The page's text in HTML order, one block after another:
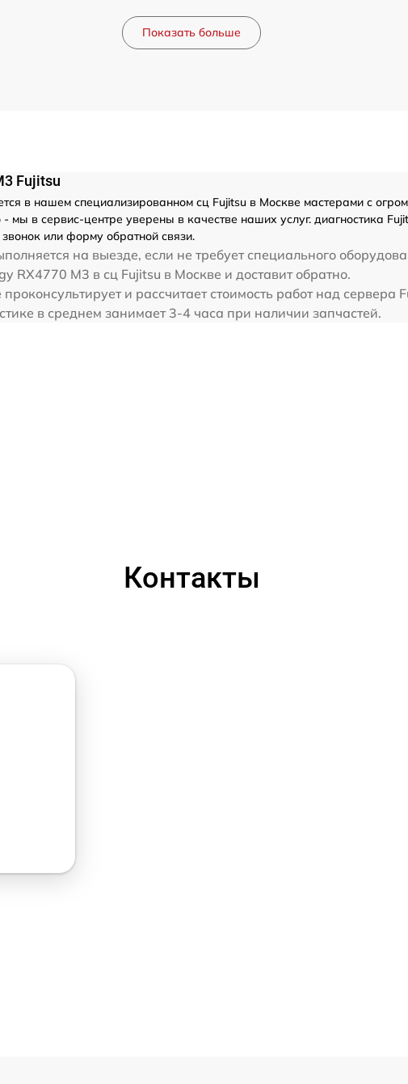
Показать больше
Fujitsu
в нашем специализированном сц Fujitsu в Москве мастерами с
в сервис-центре уверены в качестве наших услуг. диагностика
или форму обратной связи.
на выезде, если не требует специального
RX4770 M3 в сц Fujitsu в Москве и доставит обратно.
и рассчитает стоимость работ над сервера
в среднем занимает 3-4 часа при наличии запчастей.
Контакты